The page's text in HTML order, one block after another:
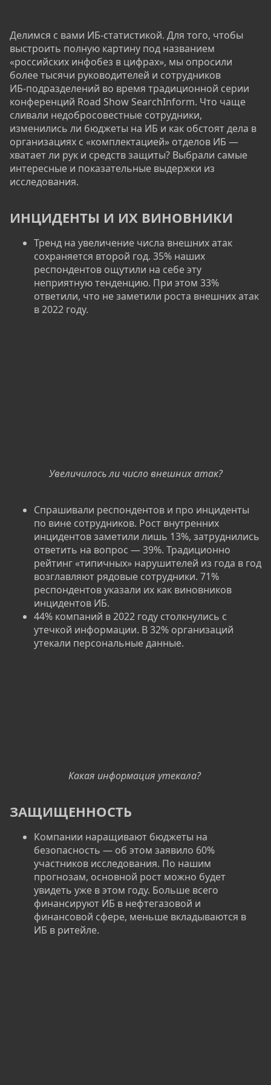
Делимся с вами ИБ‑статистикой. Для того, чтобы
выстроить полную картину под названием
«российских инфобез в цифрах», мы опросили
более тысячи руководителей и сотрудников
ИБ‑подразделений во время традиционной серии
конференций Road Show SearchInform. Что чаще
сливали недобросовестные сотрудники,
изменились ли бюджеты на ИБ и как обстоят дела в
организациях с «комплектацией» отделов ИБ —
хватает ли рук и средств защиты? Выбрали самые
интересные и показательные выдержки из
исследования.
ИНЦИДЕНТЫ И ИХ ВИНОВНИКИ​
Тренд на увеличение числа внешних атак
сохраняется второй год. 35% наших
респондентов ощутили на себе эту
неприятную тенденцию. При этом 33%
ответили, что не заметили роста внешних атак
в 2022 году.
Увеличилось ли число внешних атак?
Спрашивали респондентов и про инциденты
по вине сотрудников. Рост внутренних
инцидентов заметили лишь 13%, затруднились
ответить на вопрос — 39%. Традиционно
рейтинг «типичных» нарушителей из года в год
возглавляют рядовые сотрудники. 71%
респондентов указали их как виновников
инцидентов ИБ.
44% компаний в 2022 году столкнулись с
утечкой информации. В 32% организаций
утекали персональные данные.
Какая информация утекала?
ЗАЩИЩЕННОСТЬ​
Компании наращивают бюджеты на
безопасность — об этом заявило 60%
участников исследования. По нашим
прогнозам, основной рост можно будет
увидеть уже в этом году. Больше всего
финансируют ИБ в нефтегазовой и
финансовой сфере, меньше вкладываются в
ИБ в ритейле.